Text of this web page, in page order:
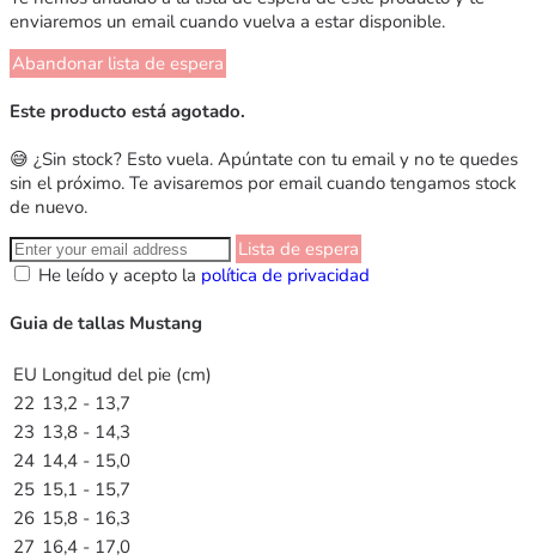
enviaremos un email cuando vuelva a estar disponible.
Abandonar lista de espera
Este producto está agotado.
😅 ¿Sin stock? Esto vuela. Apúntate con tu email y no te quedes
sin el próximo. Te avisaremos por email cuando tengamos stock
de nuevo.
Lista de espera
He leído y acepto la política de privacidad
Guia de tallas Mustang
EU Longitud del pie (cm)
22 13,2 - 13,7
23 13,8 - 14,3
24 14,4 - 15,0
25 15,1 - 15,7
26 15,8 - 16,3
27 16,4 - 17,0